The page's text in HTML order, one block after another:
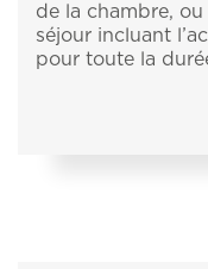
de la chambre,
séjour incluant
pour toute la